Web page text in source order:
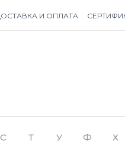
И ОПЛАТА
С Т У Ф Х